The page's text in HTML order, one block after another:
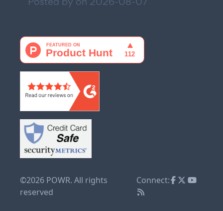
©2026 POWR. All rights
reserved
Connect: